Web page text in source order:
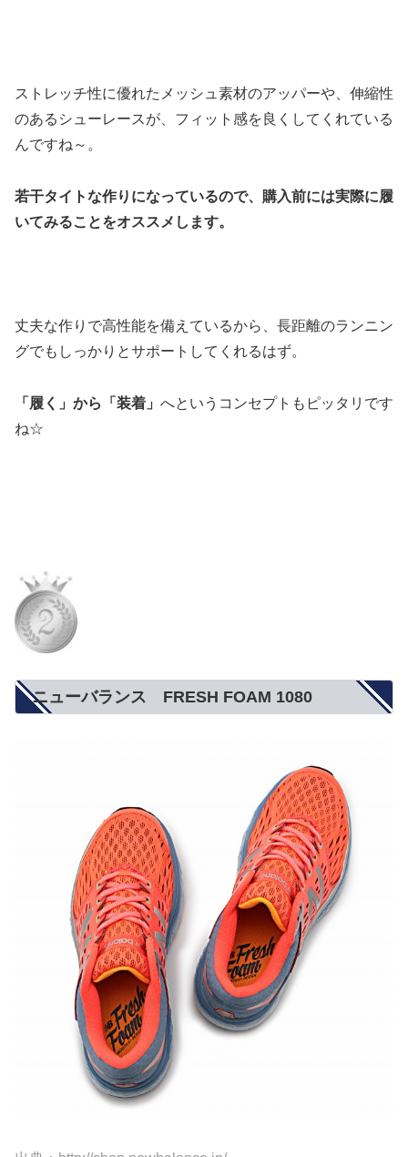
ストレッチ性に優れたメッシュ素材のアッパーや、伸縮性
のあるシューレースが、フィット感を良くしてくれている
んですね～。
若干タイトな作りになっているので、購入前には実際に履
いてみることをオススメします。
丈夫な作りで高性能を備えているから、長距離のランニン
グでもしっかりとサポートしてくれるはず。
「履く」から「装着」 へというコンセプトもピッタリです
ね☆
ニューバランス FRESH FOAM 1080